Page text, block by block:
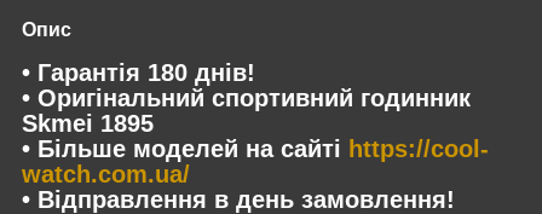
Опис
• Гарантія 180 днів!
• Оригінальний спортивний годинник
Skmei 1895
• Більше моделей на сайті https://cool-
watch.com.ua/
• Відправлення в день замовлення!